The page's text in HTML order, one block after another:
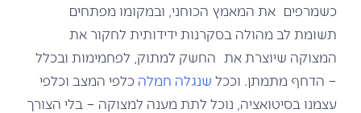
כשמרפים את המאמץ הכוחני, ובמקומו מפתחים
תשומת לב מהולה בסקרנות ידידותית לחקור את
המצוקה שיוצרת את החשק למתוק, לפחמימות ובכלל
– הדחף מתמתן. וככל שנגלה חמלה כלפי המצב וכלפי
עצמנו בסיטואציה, נוכל לתת מענה למצוקה – בלי הצורך